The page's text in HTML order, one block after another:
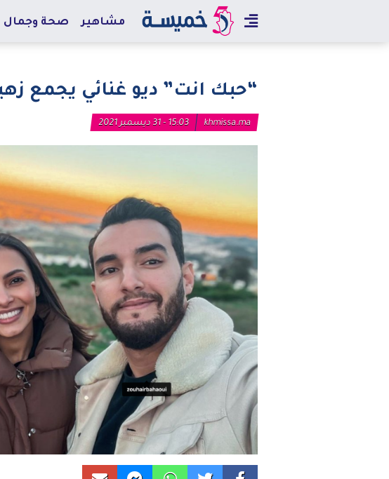
مشاهير صحة وجمال
“حبك انت” ديو غنائي يجمع
khmissa.ma 15:03 - 31 ديسمبر 2021